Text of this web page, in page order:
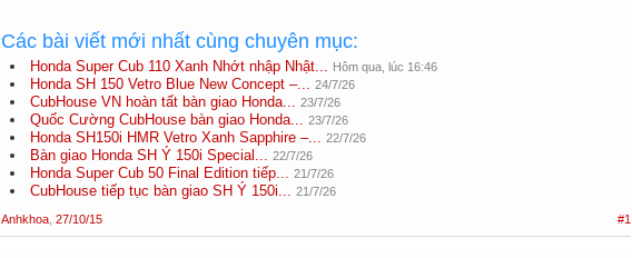
Các bài viết mới nhất cùng chuyên mục:
Honda Super Cub 110 Xanh Nhớt nhập Nhật... Hôm qua, lúc 16:46
Honda SH 150 Vetro Blue New Concept –... 24/7/26
CubHouse VN hoàn tất bàn giao Honda... 23/7/26
Quốc Cường CubHouse bàn giao Honda... 23/7/26
Honda SH150i HMR Vetro Xanh Sapphire –... 22/7/26
Bàn giao Honda SH Ý 150i Special... 22/7/26
Honda Super Cub 50 Final Edition tiếp... 21/7/26
CubHouse tiếp tục bàn giao SH Ý 150i... 21/7/26
Anhkhoa 27/10/15 #1